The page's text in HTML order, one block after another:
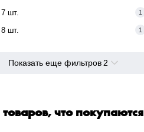
7 шт. 1
8 шт. 1
Показать еще фильтров 2
товаров, что покупаются